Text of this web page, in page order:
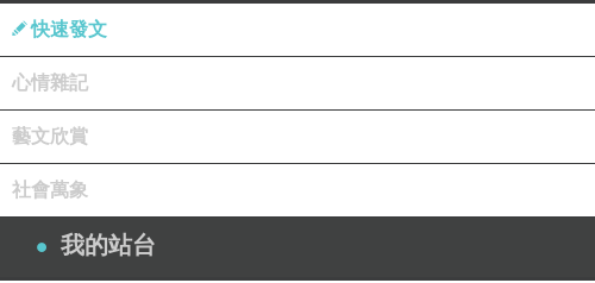
快速發文
心情雜記
藝文欣賞
社會萬象
我的站台